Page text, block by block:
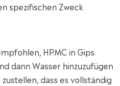
spezifischen Zweck
HPMC in Gips
dann Wasser hinzuzufügen
dass es vollständig